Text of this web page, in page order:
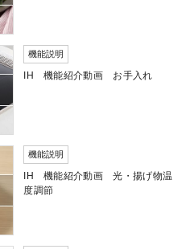
機能説明
IH 機能紹介動画 お手入れ
機能説明
IH 機能紹介動画 光・揚げ物温
度調節